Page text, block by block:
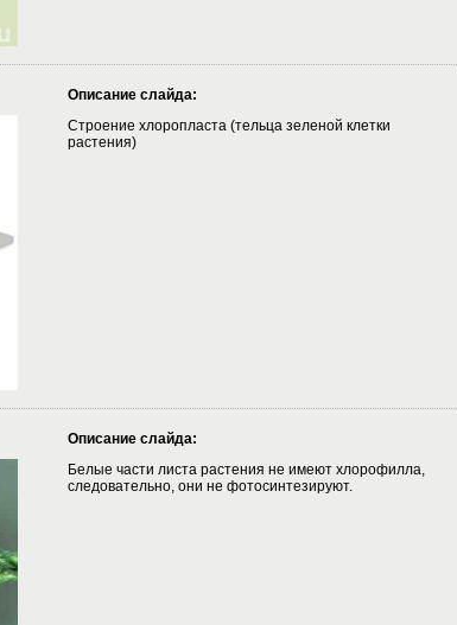
Описание слайда:
Строение хлоропласта (тельца зеленой клетки
растения)
Описание слайда:
Белые части листа растения не имеют хлорофилла,
следовательно, они не фотосинтезируют.